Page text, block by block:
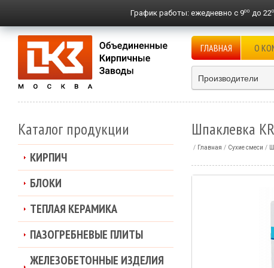
График работы: ежедневно с 900 до 22
ГЛАВНАЯ О
Производители
Шпаклевка
Главная Сухие смеси
Каталог продукции
КИРПИЧ
БЛОКИ
ТЕПЛАЯ КЕРАМИКА
ПАЗОГРЕБНЕВЫЕ ПЛИТЫ
ЖЕЛЕЗОБЕТОННЫЕ ИЗДЕЛИЯ